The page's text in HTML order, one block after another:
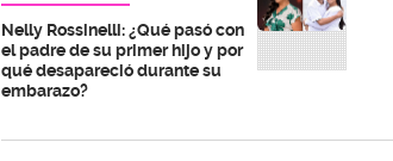
Nelly Rossinelli: ¿Qué pasó con
el padre de su primer hijo y por
qué desapareció durante su
embarazo?